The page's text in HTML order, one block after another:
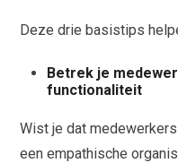
Deze drie basistips
Betrek je
functionaliteit
Wist je dat
een empathische